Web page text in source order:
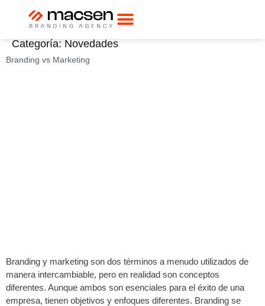
Categoría: Novedades
Branding vs Marketing
Branding y marketing son dos términos a menudo utilizados de
manera intercambiable, pero en realidad son conceptos
diferentes. Aunque ambos son esenciales para el éxito de una
empresa, tienen objetivos y enfoques diferentes. Branding se